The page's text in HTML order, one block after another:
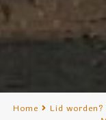
Home Lid worden?